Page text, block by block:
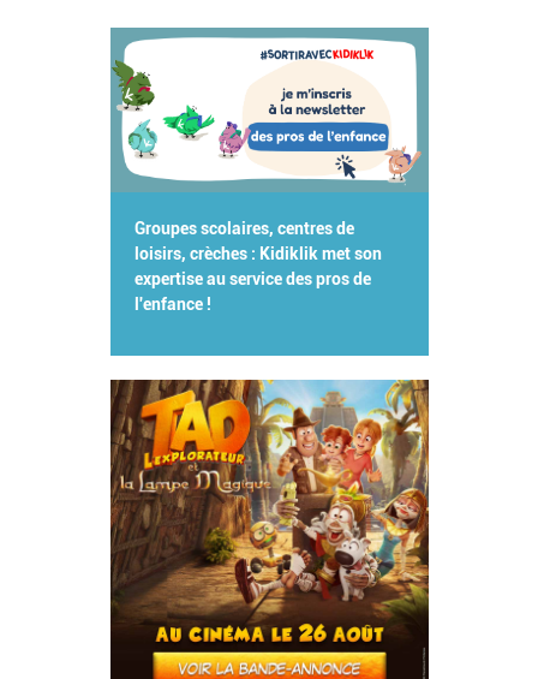
Groupes scolaires, centres de
loisirs, crèches : Kidiklik met son
expertise au service des pros de
l'enfance !